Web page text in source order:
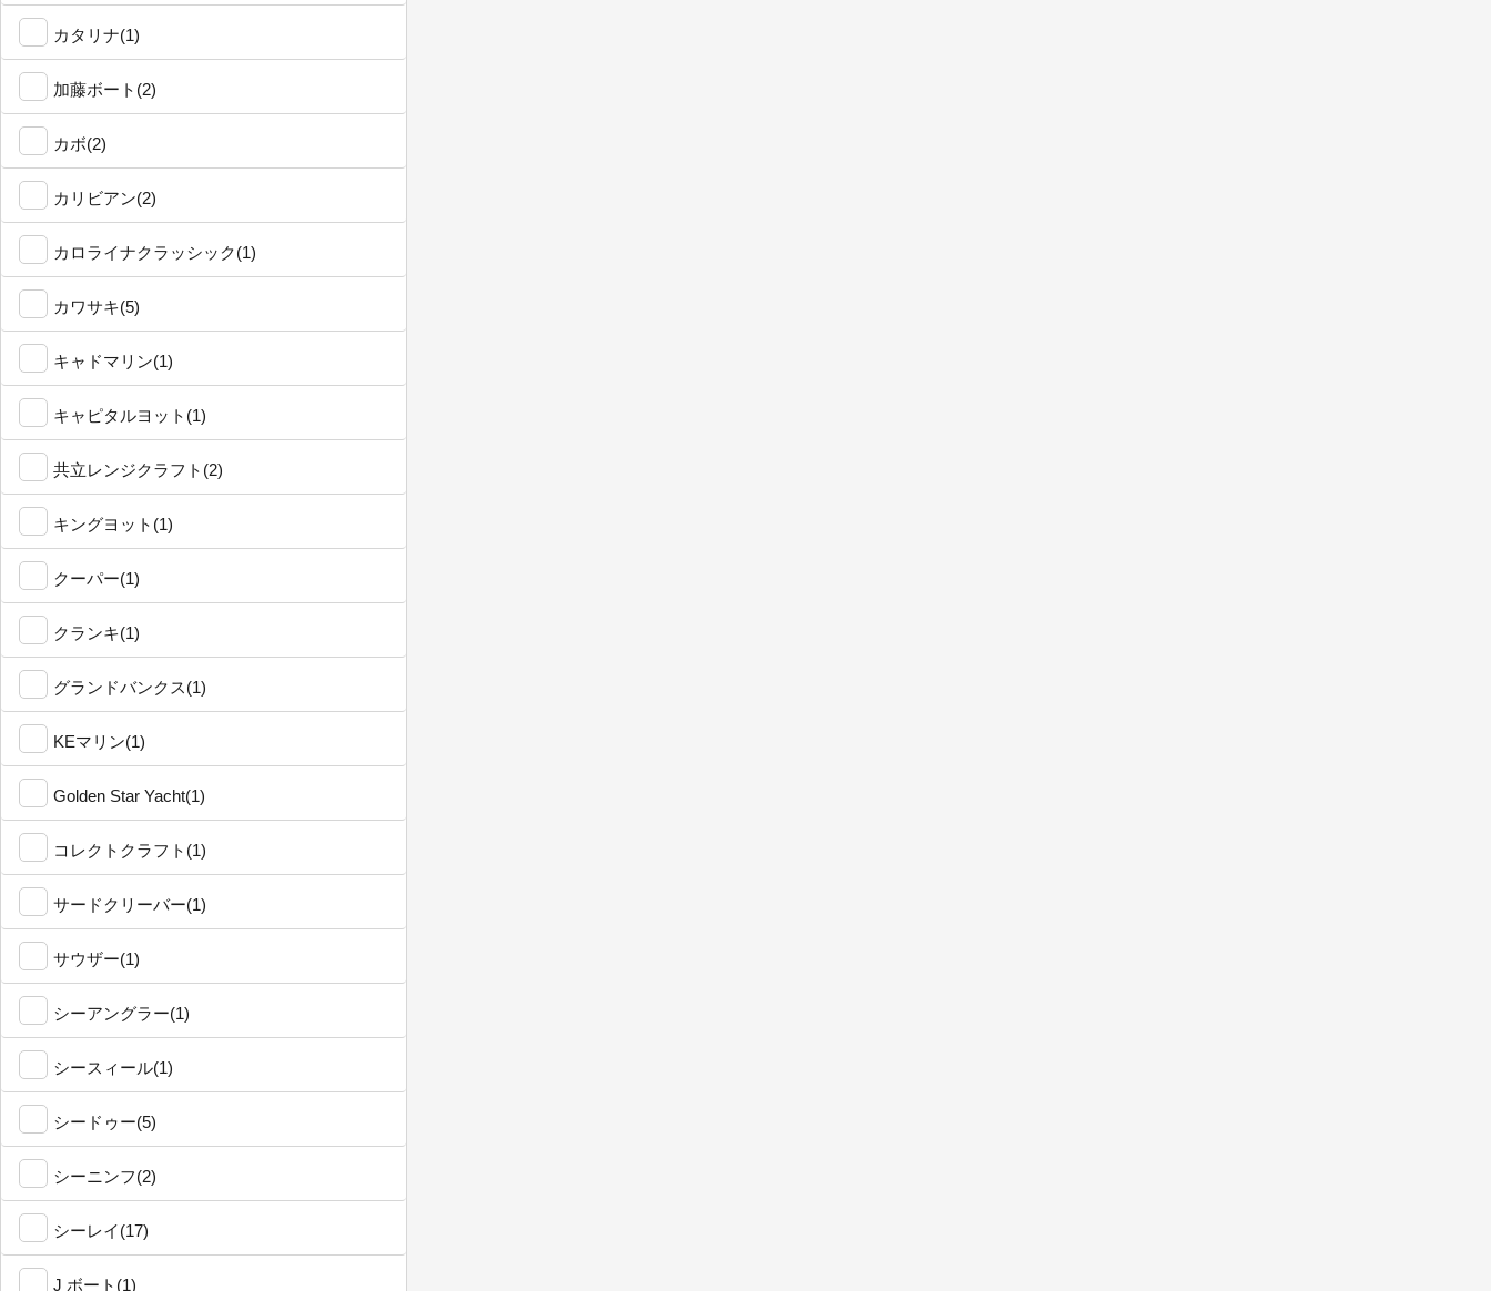
カタリナ(1)
加藤ボート(2)
カボ(2)
カリビアン(2)
カロライナクラッシック(1)
カワサキ(5)
キャドマリン(1)
キャピタルヨット(1)
共立レンジクラフト(2)
キングヨット(1)
クーパー(1)
クランキ(1)
グランドバンクス(1)
KEマリン(1)
Golden Star Yacht(1)
コレクトクラフト(1)
サードクリーバー(1)
サウザー(1)
シーアングラー(1)
シースィール(1)
シードゥー(5)
シーニンフ(2)
シーレイ(17)
J ボート(1)